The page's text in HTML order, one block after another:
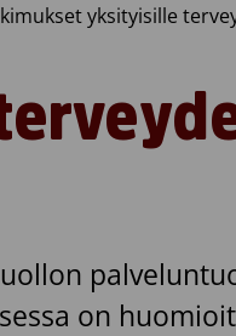
yksityisille
on